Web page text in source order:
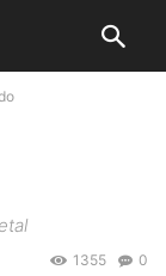
0
1355